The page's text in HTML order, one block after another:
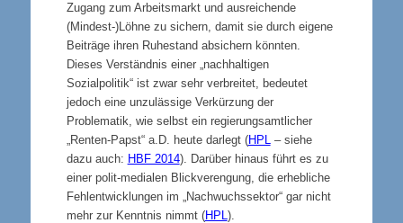
Zugang zum Arbeitsmarkt und ausreichende
(Mindest-)Löhne zu sichern, damit sie durch eigene
Beiträge ihren Ruhestand absichern könnten.
Dieses Verständnis einer „nachhaltigen
Sozialpolitik“ ist zwar sehr verbreitet, bedeutet
jedoch eine unzulässige Verkürzung der
Problematik, wie selbst ein regierungsamtlicher
„Renten-Papst“ a.D. heute darlegt (HPL – siehe
dazu auch: HBF 2014). Darüber hinaus führt es zu
einer polit-medialen Blickverengung, die erhebliche
Fehlentwicklungen im „Nachwuchssektor“ gar nicht
mehr zur Kenntnis nimmt (HPL ).